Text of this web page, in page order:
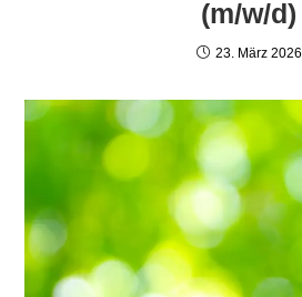
(m/w/d)
23. März 2026